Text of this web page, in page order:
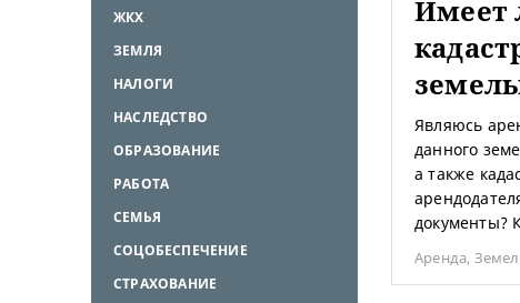
ЖКХ
ЗЕМЛЯ
НАЛОГИ
НАСЛЕДСТВО
ОБРАЗОВАНИЕ
РАБОТА
СЕМЬЯ
СОЦОБЕСПЕЧЕНИЕ
СТРАХОВАНИЕ
Имеет
Являюсь
данного
а также
документы?
Аренда,